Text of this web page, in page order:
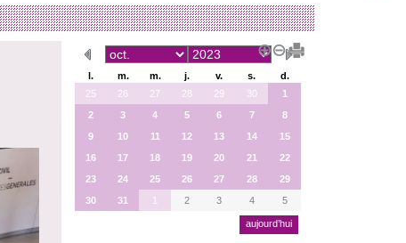
l. m. m. j. v. s.
d.
25
26 27 28 29 30
1
2
3 4 5 6 7
8
9
10 11 12 13 14
15
16
17 18 19 20 21
22
23
24 25 26 27 28
29
30
31 1 2 3 4 5
aujourd’hui